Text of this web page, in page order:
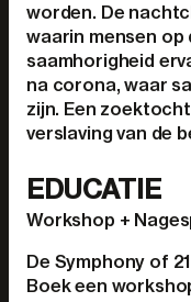
worden. De
waarin mensen
saamhorigheid
na corona, waar
zijn. Een
verslaving van de
EDUCATIE
Workshop +
De Symphony of
Boek een